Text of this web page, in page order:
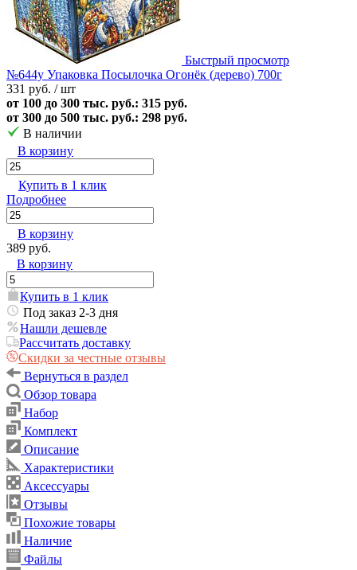
Быстрый просмотр
№644у Упаковка Посылочка Огонёк (дерево) 700г
331 руб. / шт
от 100 до 300 тыс. руб.: 315 руб.
от 300 до 500 тыс. руб.: 298 руб.
В наличии
В корзину
Купить в 1 клик
Подробнее
В корзину
389 руб.
В корзину
Купить в 1 клик
Под заказ 2-3 дня
Нашли дешевле
Рассчитать доставку
Скидки за честные отзывы
Вернуться в раздел
Обзор товара
Набор
Комплект
Описание
Характеристики
Аксессуары
Отзывы
Похожие товары
Наличие
Файлы